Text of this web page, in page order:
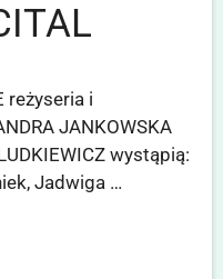
reżyseria i
JANKOWSKA
wystąpią:
Jadwiga …